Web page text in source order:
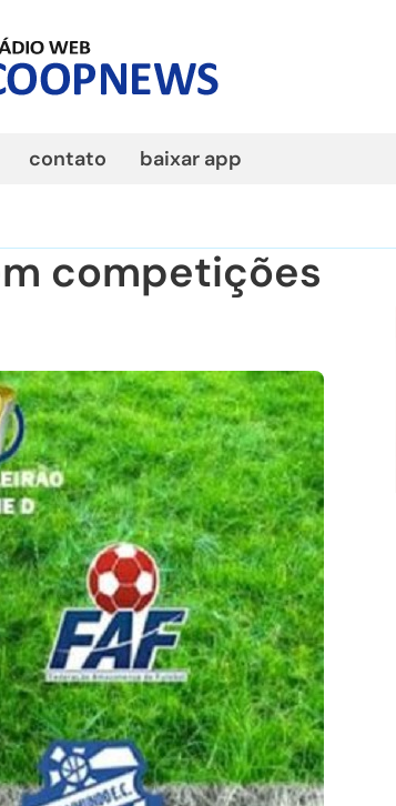
contato baixar app
competições